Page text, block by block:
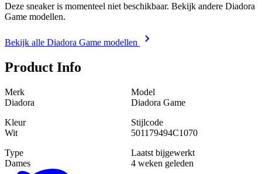
Deze sneaker is momenteel niet beschikbaar. Bekijk andere Diadora
Game modellen.
Bekijk alle Diadora Game modellen
Product Info
Merk
Diadora
Model
Diadora Game
Kleur
Wit
Stijlcode
501179494C1070
Type
Dames
Laatst bijgewerkt
4 weken geleden